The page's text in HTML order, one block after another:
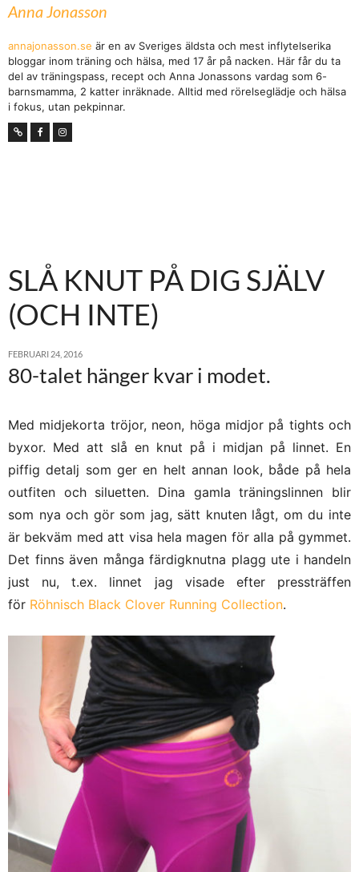
Anna Jonasson
annajonasson.se är en av Sveriges äldsta och mest inflytelserika
bloggar inom träning och hälsa, med 17 år på nacken. Här får du ta
del av träningspass, recept och Anna Jonassons vardag som 6-
barnsmamma, 2 katter inräknade. Alltid med rörelseglädje och hälsa
i fokus, utan pekpinnar.
SLÅ KNUT PÅ DIG SJÄLV
(OCH INTE)
FEBRUARI 24, 2016
80-talet hänger kvar i modet.
Med midjekorta tröjor, neon, höga midjor på tights och
byxor. Med att slå en knut på i midjan på linnet. En
piffig detalj som ger en helt annan look, både på hela
outfiten och siluetten. Dina gamla träningslinnen blir
som nya och gör som jag, sätt knuten lågt, om du inte
är bekväm med att visa hela magen för alla på gymmet.
Det finns även många färdigknutna plagg ute i handeln
just nu, t.ex. linnet jag visade efter pressträffen
för Röhnisch Black Clover Running Collection.